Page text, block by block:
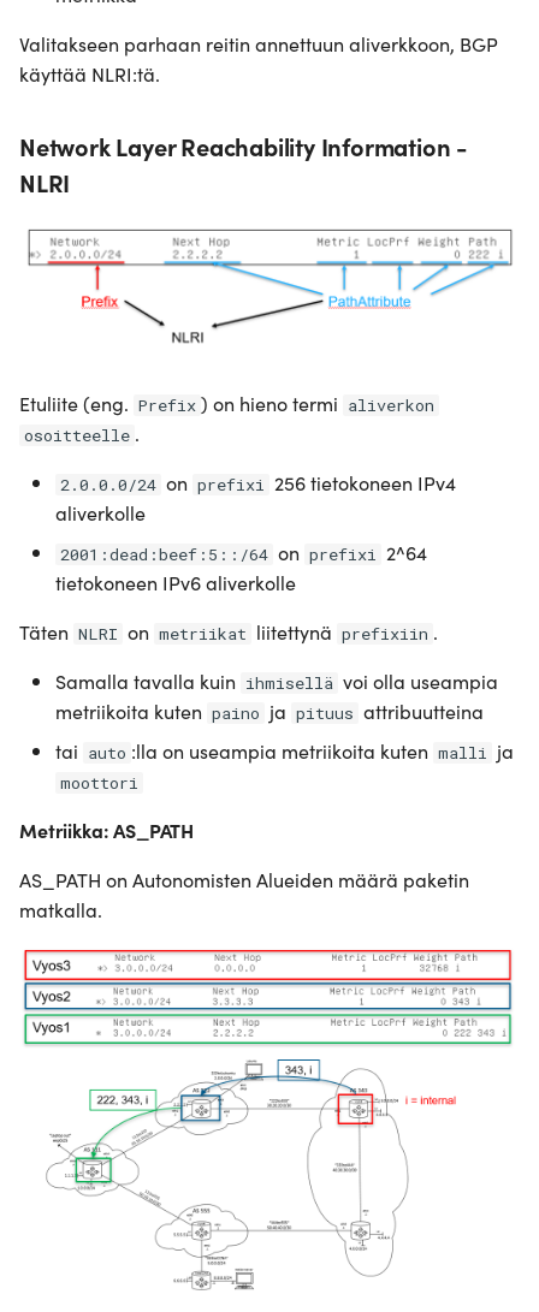
Valitakseen parhaan reitin annettuun aliverkkoon, BGP
käyttää NLRI:tä.
Network Layer Reachability Information -
NLRI
Etuliite (eng. Prefix ) on hieno termi aliverkon
osoitteelle .
2.0.0.0/24 on prefixi 256 tietokoneen IPv4
aliverkolle
2001:dead:beef:5::/64 on prefixi 2^64
tietokoneen IPv6 aliverkolle
Täten NLRI on metriikat liitettynä prefixiin .
Samalla tavalla kuin ihmisellä voi olla useampia
metriikoita kuten paino ja pituus attribuutteina
tai auto :lla on useampia metriikoita kuten malli ja
moottori
Metriikka: AS_PATH
AS_PATH on Autonomisten Alueiden määrä paketin
matkalla.